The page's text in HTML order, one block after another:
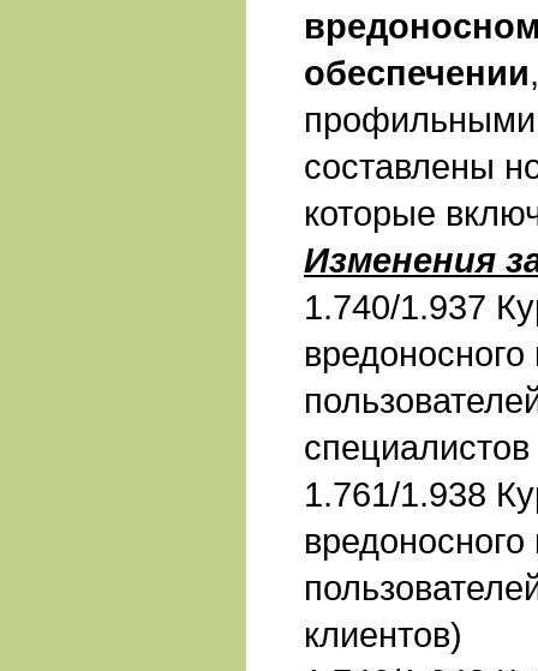
обеспечении
профильными
составлены
которые
Изменения
1.740/1.937
1.761/1.938
клиентов)